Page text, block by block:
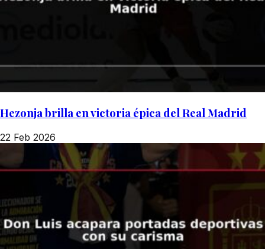
Hezonja brilla en victoria épica del Real Madrid
22 Feb 2026